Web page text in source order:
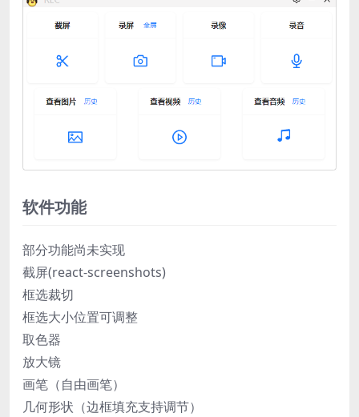
软件功能
部分功能尚未实现
截屏(react-screenshots)
框选裁切
框选大小位置可调整
取色器
放大镜
画笔（自由画笔）
几何形状（边框填充支持调节）